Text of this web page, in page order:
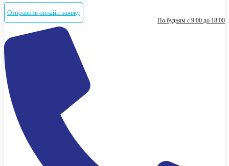
Отправить онлайн-заявку
По будням с 9:00 до 18:00